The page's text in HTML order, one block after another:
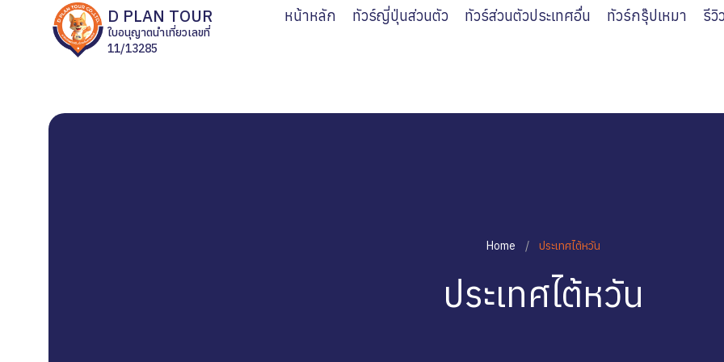
D PLAN TOUR
ใบอนุญาตนำเที่ยวเลขที่
11/13285
หน้าหลัก ทัวร์ญี่ปุ่นส่วนตัว ทัวร์ส่วนตัวประเทศอื่น ทัวร์กรุ๊ปเหมา รีวิ
Home ประเทศไต้หวัน
ประเทศไต้หวัน